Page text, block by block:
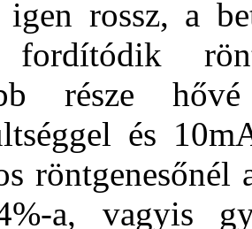
igen rossz, a
fordítódik
része
és
a, vagyis